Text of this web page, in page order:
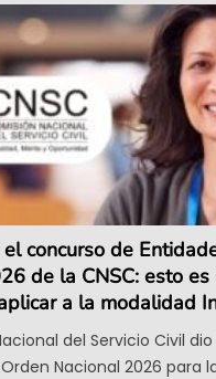
concurso de
de la CNSC: esto
a la modalidad
del Servicio Civil
Nacional 2026 para